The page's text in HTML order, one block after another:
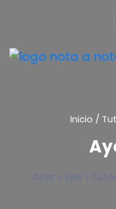
Inicio /
Ayer y Hoy |